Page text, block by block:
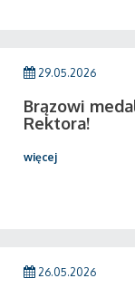
29.05.2026
Brązowi
Rektora!
więcej
26.05.2026